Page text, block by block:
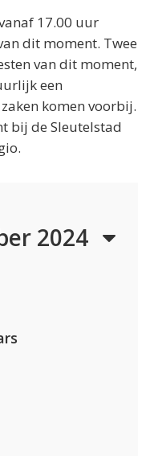
17.00 uur
dit moment. Twee
van dit moment,
een
komen voorbij.
bij de Sleutelstad
2024